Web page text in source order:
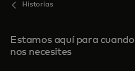
Historias
Estamos aquí para cuando
nos necesites